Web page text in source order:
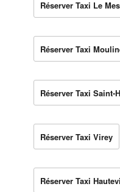
Réserver Taxi Le
Réserver Taxi
Réserver Taxi Saint-
Réserver Taxi Virey
Réserver Taxi